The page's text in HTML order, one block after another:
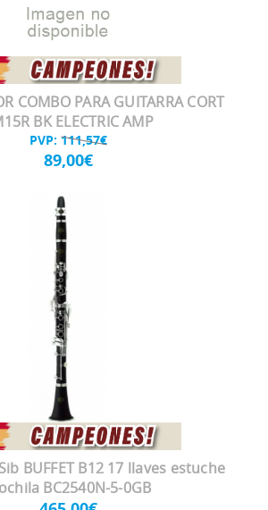
COMBO PARA GUITARRA CORT
BK ELECTRIC AMP
PVP: 111,57€
89,00€
BUFFET B12 17 llaves estuche
BC2540N-5-0GB